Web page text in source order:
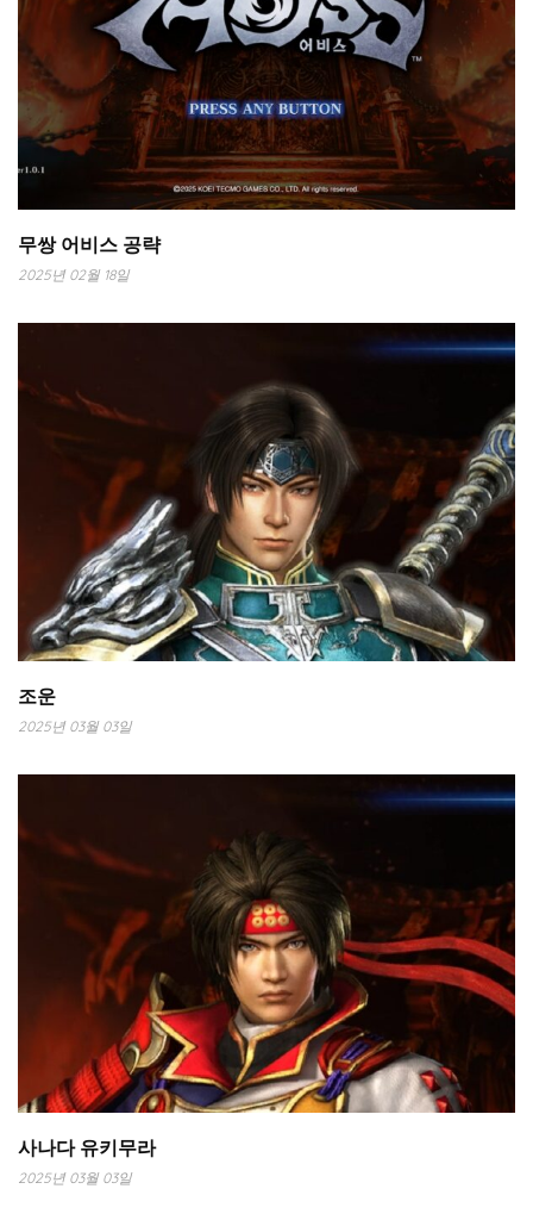
무쌍 어비스 공략
2025년 02월 18일
조운
2025년 03월 03일
사나다 유키무라
2025년 03월 03일